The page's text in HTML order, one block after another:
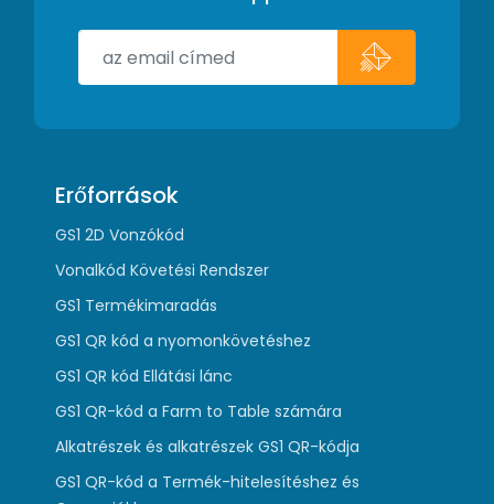
Erőforrások
GS1 2D Vonzókód
Vonalkód Követési Rendszer
GS1 Termékimaradás
GS1 QR kód a nyomonkövetéshez
GS1 QR kód Ellátási lánc
GS1 QR-kód a Farm to Table számára
Alkatrészek és alkatrészek GS1 QR-kódja
GS1 QR-kód a Termék-hitelesítéshez és